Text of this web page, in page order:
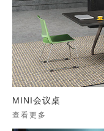
MINI会议桌
查看更多